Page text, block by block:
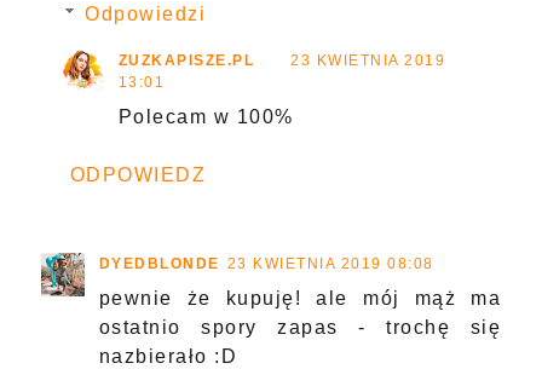
Odpowiedzi
ZUZKAPISZE.PL
23 KWIETNIA 2019
13:01
Polecam w 100%
ODPOWIEDZ
DYEDBLONDE 23 KWIETNIA 2019 08:08
pewnie że kupuję! ale mój mąż ma
ostatnio spory zapas - trochę się
nazbierało :D